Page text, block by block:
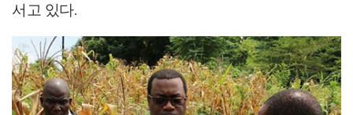
서고 있다.